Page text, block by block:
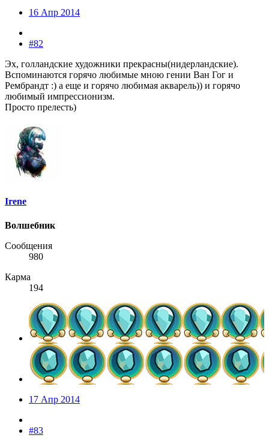
16 Апр 2014
#82
Эх, голландские художники прекрасны(нидерландские).
Вспоминаются горячо любимые мною гении Ван Гог и
Рембрандт :) а еще и горячо любимая акварель)) и горячо
любимый импрессионизм.
Просто прелесть)
Irene
Волшебник
Сообщения
980
Карма
194
17 Апр 2014
#83